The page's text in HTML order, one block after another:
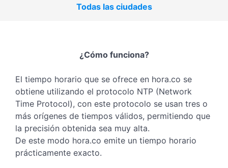
Todas las ciudades
¿Cómo funciona?
El tiempo horario que se ofrece en hora.co se
obtiene utilizando el protocolo NTP (Network
Time Protocol), con este protocolo se usan tres o
más orígenes de tiempos válidos, permitiendo que
la precisión obtenida sea muy alta.
De este modo hora.co emite un tiempo horario
prácticamente exacto.